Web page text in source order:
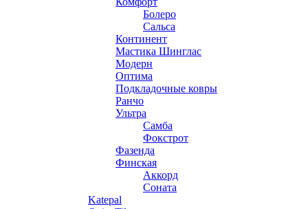
Болеро
Сальса
Континент
Мастика Шинглас
Модерн
Оптима
Подкладочные ковры
Ранчо
Ультра
Самба
Фокстрот
Фазенда
Финская
Аккорд
Соната
Katepal